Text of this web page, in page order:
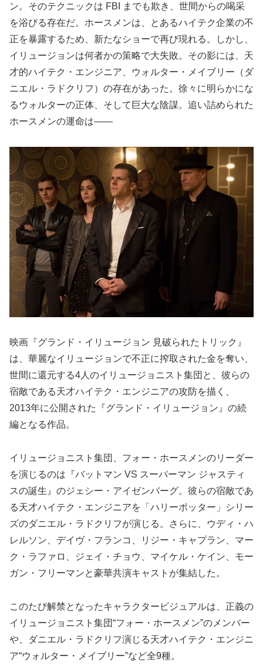
ン。そのテクニックは FBI までも欺き、世間からの喝采
を浴びる存在だ。ホースメンは、とあるハイテク企業の不
正を暴露するため、新たなショーで再び現れる。しかし、
イリュージョンは何者かの策略で大失敗。その影には、天
才的ハイテク・エンジニア、ウォルター・メイブリー（ダ
ニエル・ラドクリフ）の存在があった。徐々に明らかにな
るウォルターの正体、そして巨大な陰謀。追い詰められた
ホースメンの運命は――
映画『グランド・イリュージョン 見破られたトリック』
は、華麗なイリュージョンで不正に搾取された金を奪い、
世間に還元する4人のイリュージョニスト集団と、彼らの
宿敵である天才ハイテク・エンジニアの攻防を描く、
2013年に公開された『グランド・イリュージョン』の続
編となる作品。
イリュージョニスト集団、フォー・ホースメンのリーダー
を演じるのは『バットマン VS スーパーマン ジャスティ
スの誕生』のジェシー・アイゼンバーグ。彼らの宿敵であ
る天才ハイテク・エンジニアを「ハリーポッター」シリー
ズのダニエル・ラドクリフが演じる。さらに、ウディ・ハ
レルソン、デイヴ・フランコ、リジー・キャプラン、マー
ク・ラファロ、ジェイ・チョウ、マイケル・ケイン、モー
ガン・フリーマンと豪華共演キャストが集結した。
このたび解禁となったキャラクタービジュアルは、正義の
イリュージョニスト集団“フォー・ホースメン”のメンバー
や、ダニエル・ラドクリフ演じる天才ハイテク・エンジニ
ア“ウォルター・メイブリー”など全9種。